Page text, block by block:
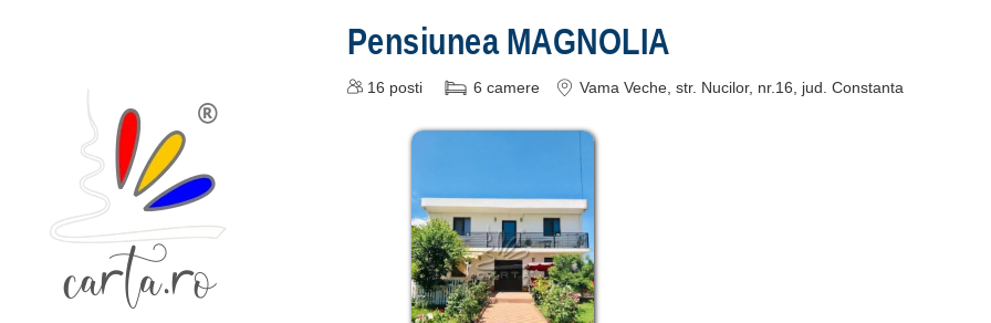
Pensiunea MAGNOLIA
16 posti 6 camere Vama Veche , str. Nucilor, nr.16 , jud. Constanta